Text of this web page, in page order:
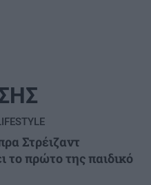
Στρέιζαντ
το πρώτο της παιδικό